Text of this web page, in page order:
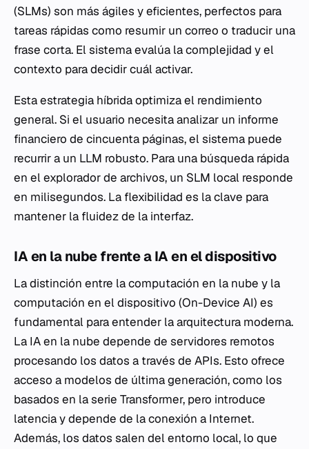
(SLMs) son más ágiles y eficientes, perfectos para
tareas rápidas como resumir un correo o traducir una
frase corta. El sistema evalúa la complejidad y el
contexto para decidir cuál activar.
Esta estrategia híbrida optimiza el rendimiento
general. Si el usuario necesita analizar un informe
financiero de cincuenta páginas, el sistema puede
recurrir a un LLM robusto. Para una búsqueda rápida
en el explorador de archivos, un SLM local responde
en milisegundos. La flexibilidad es la clave para
mantener la fluidez de la interfaz.
IA en la nube frente a IA en el dispositivo
La distinción entre la computación en la nube y la
computación en el dispositivo (On-Device AI) es
fundamental para entender la arquitectura moderna.
La IA en la nube depende de servidores remotos
procesando los datos a través de APIs. Esto ofrece
acceso a modelos de última generación, como los
basados en la serie Transformer, pero introduce
latencia y depende de la conexión a Internet.
Además, los datos salen del entorno local, lo que